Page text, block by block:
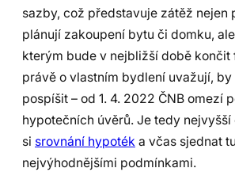
sazby, což představuje zátěž nejen
plánují zakoupení bytu či domku,
kterým bude v nejbližší době končit
právě o vlastním bydlení uvažují, by
pospíšit – od 1. 4. 2022 ČNB omezí
hypotečních úvěrů. Je tedy nejvyšší
si srovnání hypoték a včas sjednat
nejvýhodnějšími podmínkami.